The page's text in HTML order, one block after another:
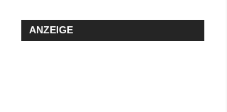
ANZEIGE